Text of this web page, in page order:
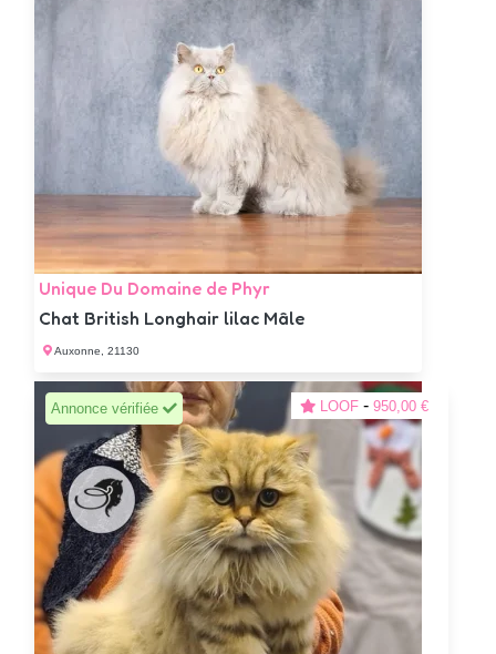
Unique Du Domaine de Phyr
Chat British Longhair lilac Mâle
Auxonne, 21130
Annonce vérifiée LOOF - 950,00 €